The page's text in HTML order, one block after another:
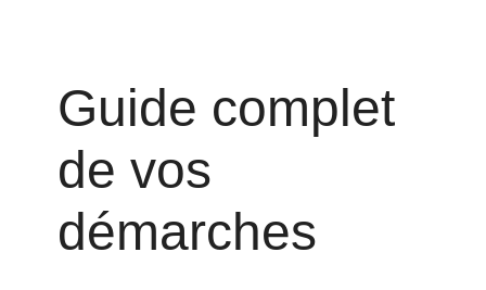
Guide complet
de vos
démarches